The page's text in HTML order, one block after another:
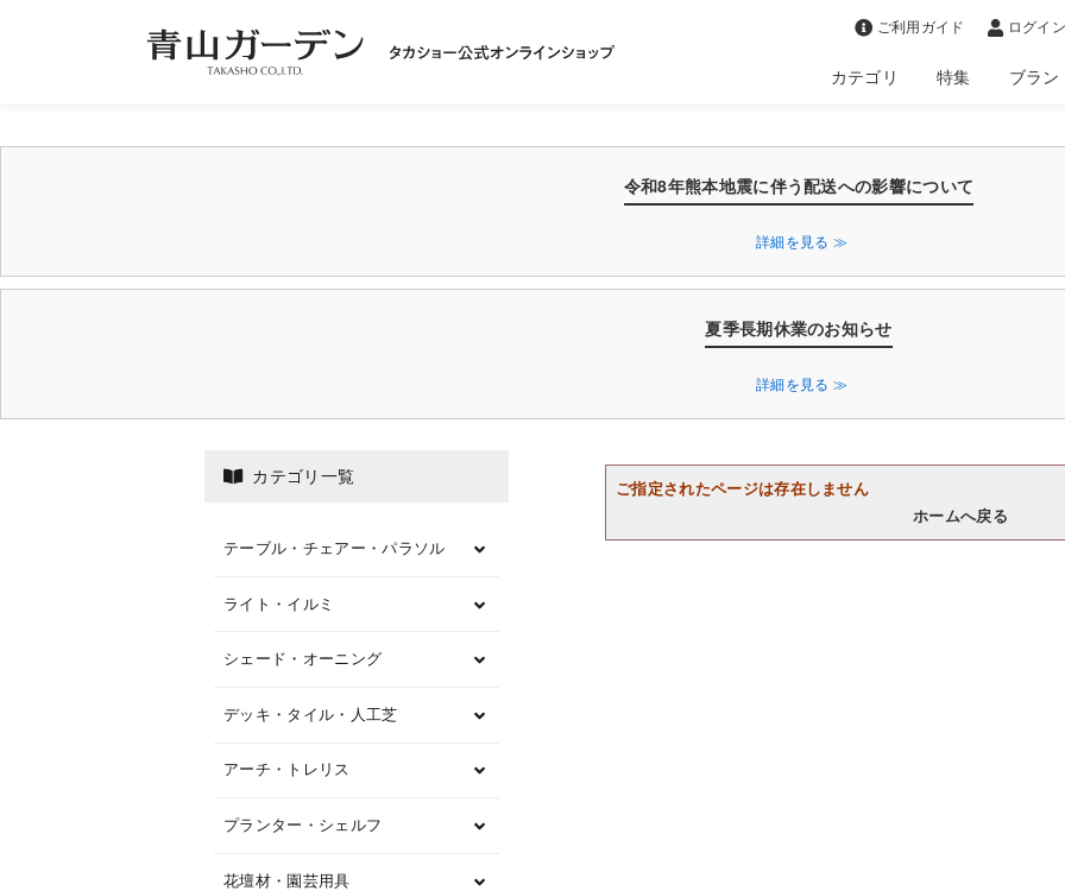
ご利用ガイド ログイ
カテゴリ 特集 ブラン
令和8年熊本地震に伴う配送への影響について
詳細を見る ≫
夏季長期休業のお知らせ
詳細を見る ≫
ご指定されたページは存在しません
ホームへ戻る
カテゴリ一覧
テーブル・チェアー・パラソル
ライト・イルミ
シェード・オーニング
デッキ・タイル・人工芝
アーチ・トレリス
プランター・シェルフ
花壇材・園芸用具